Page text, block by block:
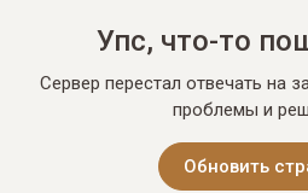
Упс, что-то
Сервер перестал отвечать на
проблемы и
Обновить